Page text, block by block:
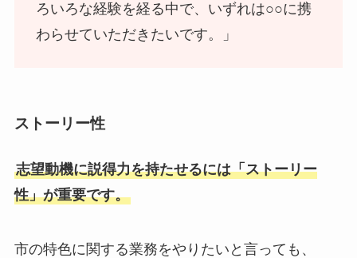
ろいろな経験を経る中で、いずれは○○に携
わらせていただきたいです。」
ストーリー性
志望動機に説得力を持たせるには「ストーリー
性」が重要です。
市の特色に関する業務をやりたいと言っても、